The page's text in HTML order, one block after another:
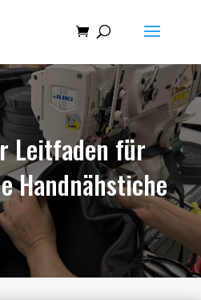
Leitfaden für
Handnähstiche